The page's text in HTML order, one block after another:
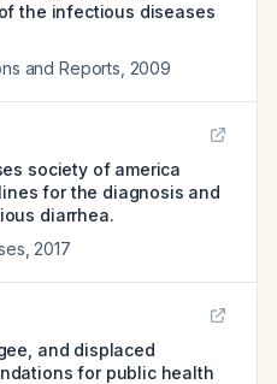
the infectious diseases
and Reports 2009
society of america
for the diagnosis and
diarrhea.
2017
and displaced
for public health